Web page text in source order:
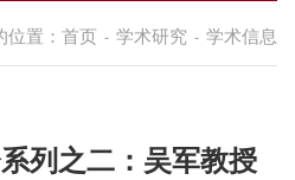
位置： 首页 - 学术研究 - 学术信息
列之二：吴军教授